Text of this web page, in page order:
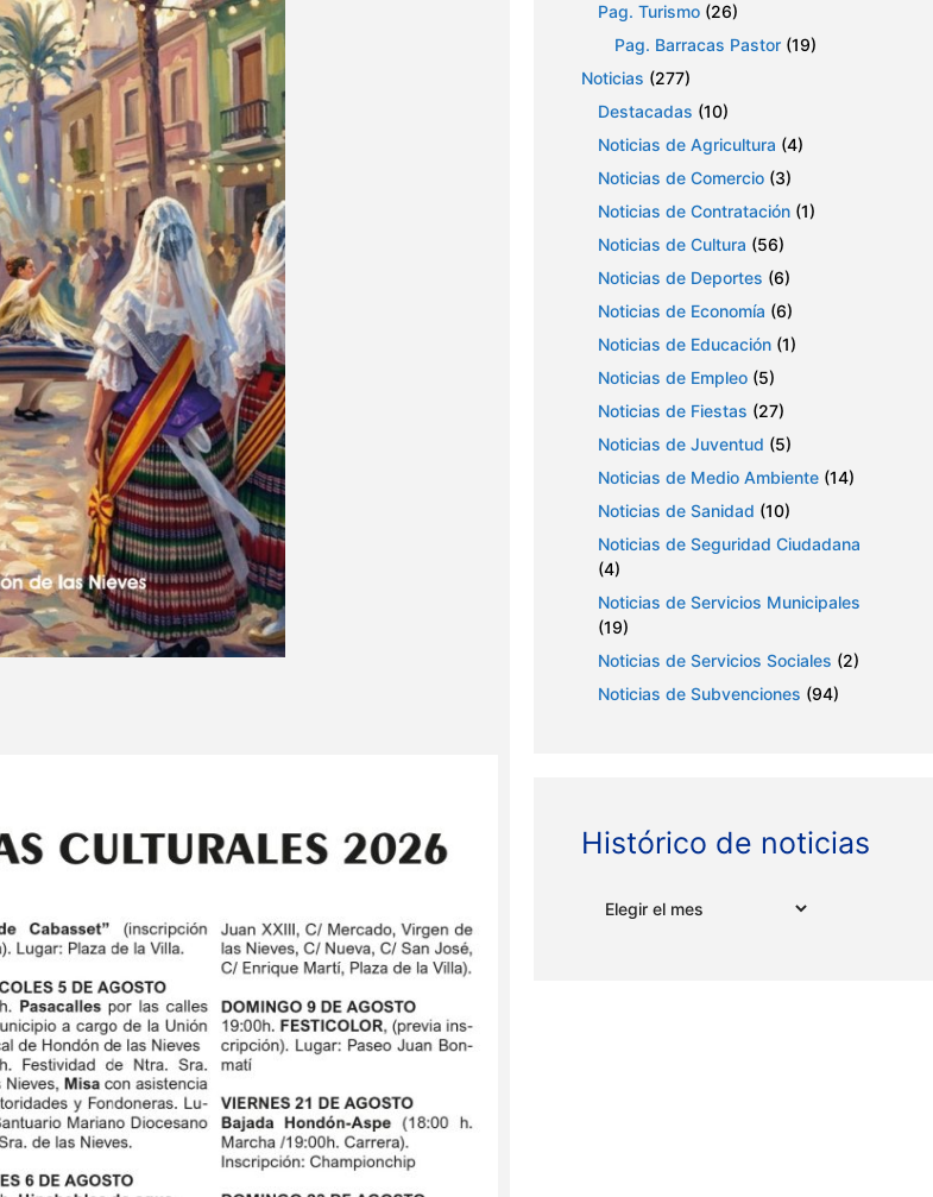
Pag. Turismo (26)
Pag. Barracas Pastor (19)
Noticias (277)
Destacadas (10)
Noticias de Agricultura (4)
Noticias de Comercio (3)
Noticias de Contratación (1)
Noticias de Cultura (56)
Noticias de Deportes (6)
Noticias de Economía (6)
Noticias de Educación (1)
Noticias de Empleo (5)
Noticias de Fiestas (27)
Noticias de Juventud (5)
Noticias de Medio Ambiente (14)
Noticias de Sanidad (10)
Noticias de Seguridad Ciudadana
(4)
Noticias de Servicios Municipales
(19)
Noticias de Servicios Sociales (2)
Noticias de Subvenciones (94)
Histórico de noticias